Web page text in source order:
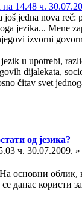
14.48 ч.
jedna nova reč:
jezika... Mene
izvorni
u upotrebi,
dijalekata,
čitav svet
од језика?
ч. 30.07.2009. »
основни облик,
данас користи